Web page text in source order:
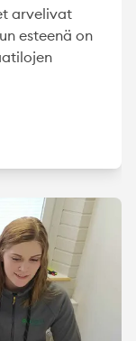
arvelivat
esteenä on